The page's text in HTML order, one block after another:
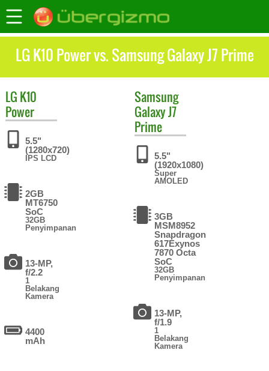
LG K10 Power vs. Samsung Galaxy J7 Prime
LG K10
Power
5.5"
(1280x720)
IPS LCD
2GB
MT6750
SoC
32GB
Penyimpanan
13-MP,
f/2.2
1
Belakang
Kamera
4400
mAh
Samsung
Galaxy J7
Prime
5.5"
(1920x1080)
Super
AMOLED
3GB
MSM8952
Snapdragon
617Exynos
7870 Octa
SoC
32GB
Penyimpanan
13-MP,
f/1.9
1
Belakang
Kamera